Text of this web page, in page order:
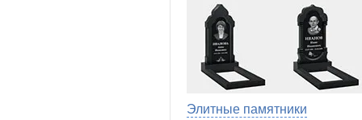
Элитные памятники